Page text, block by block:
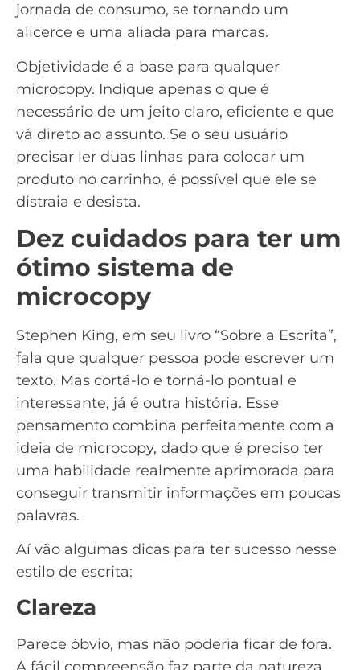
jornada de consumo, se tornando um
alicerce e uma aliada para marcas.
Objetividade é a base para qualquer
microcopy. Indique apenas o que é
necessário de um jeito claro, eficiente e que
vá direto ao assunto. Se o seu usuário
precisar ler duas linhas para colocar um
produto no carrinho, é possível que ele se
distraia e desista.
Dez cuidados para ter um
ótimo sistema de
microcopy
Stephen King, em seu livro “Sobre a Escrita”,
fala que qualquer pessoa pode escrever um
texto. Mas cortá-lo e torná-lo pontual e
interessante, já é outra história. Esse
pensamento combina perfeitamente com a
ideia de microcopy, dado que é preciso ter
uma habilidade realmente aprimorada para
conseguir transmitir informações em poucas
palavras.
Aí vão algumas dicas para ter sucesso nesse
estilo de escrita:
Clareza
Parece óbvio, mas não poderia ficar de fora.